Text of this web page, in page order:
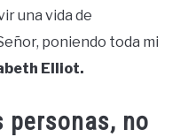
una vida de
poniendo toda mi
Elliot.
personas, no